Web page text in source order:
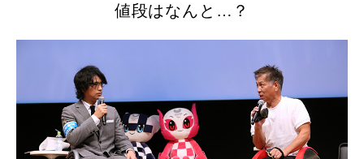
値段はなんと … ？